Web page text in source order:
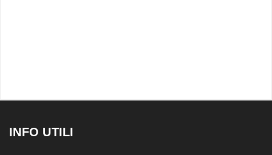
INFO UTILI